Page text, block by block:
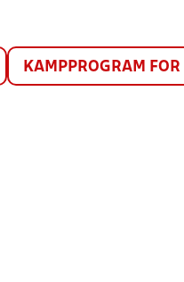
KAMPPROGRAM FOR